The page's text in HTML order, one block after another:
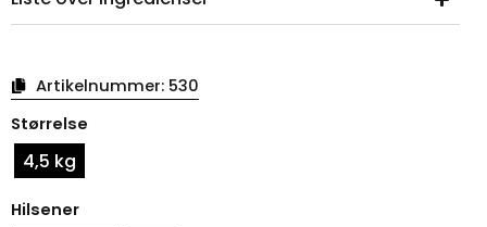
Artikelnummer: 530
Størrelse
4,5 kg
Hilsener
rød,
ottekantet,
stort
antal